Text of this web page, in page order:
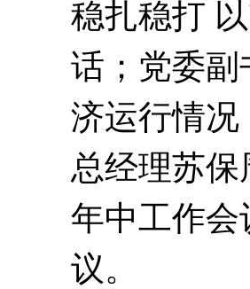
稳扎稳打
话；党委
济运行情
总经理苏保
年中工作
议。